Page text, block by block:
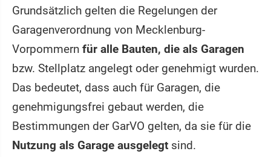
Grundsätzlich gelten die Regelungen der
Garagenverordnung von Mecklenburg-
Vorpommern für alle Bauten, die als Garagen
bzw. Stellplatz angelegt oder genehmigt wurden.
Das bedeutet, dass auch für Garagen, die
genehmigungsfrei gebaut werden, die
Bestimmungen der GarVO gelten, da sie für die
Nutzung als Garage ausgelegt sind.